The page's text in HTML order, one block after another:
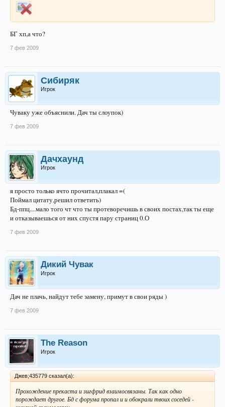
БГ хп,а что?
7 фев 2009
Сибиряк
Игрок
Чуваку уже объяснили. Дач ты слоупок)
7 фев 2009
Дачхаунд
Игрок
я просто только ячто прочитал,плакал =(
Поймал цитату,решил ответить)
Бд-ппц....мало того чт что ты протеворечишь в своих постах,так ты еще
и отказываешься от них спустя пару страниц 0.О
7 фев 2009
Дикий Чувак
Игрок
Дач не плачь, найдут тебе замену, примут в свои ряды )
7 фев 2009
The Reason
Игрок
Джев;435779 сказал(а):
Прохождение прекаста и зигфрид взаимосвязаны. Так как одно
порождает другое. Бд с форума пропал и и обокрали твоих соседей -